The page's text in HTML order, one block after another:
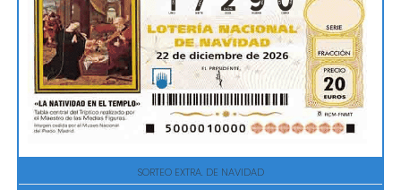
SORTEO EXTRA. DE NAVIDAD